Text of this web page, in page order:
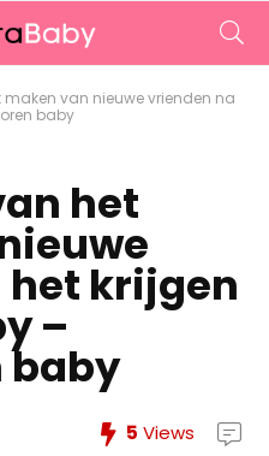
maken van nieuwe vrienden na
baby
het
krijgen
–
baby
5 Views